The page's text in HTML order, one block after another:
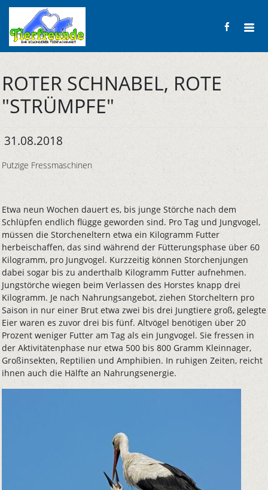
ROTER SCHNABEL, ROTE
"STRÜMPFE"
31.08.2018
Putzige Fressmaschinen
Etwa neun Wochen dauert es, bis junge Störche nach dem
Schlüpfen endlich flügge geworden sind. Pro Tag und Jungvogel,
müssen die Storcheneltern etwa ein Kilogramm Futter
herbeischaffen, das sind während der Fütterungsphase über 60
Kilogramm, pro Jungvogel. Kurzzeitig können Storchenjungen
dabei sogar bis zu anderthalb Kilogramm Futter aufnehmen.
Jungstörche wiegen beim Verlassen des Horstes knapp drei
Kilogramm. Je nach Nahrungsangebot, ziehen Storcheltern pro
Saison in nur einer Brut etwa zwei bis drei Jungtiere groß, gelegte
Eier waren es zuvor drei bis fünf. Altvögel benötigen über 20
Prozent weniger Futter am Tag als ein Jungvogel. Sie fressen in
der Aktivitätenphase nur etwa 500 bis 800 Gramm Kleinnager,
Großinsekten, Reptilien und Amphibien. In ruhigen Zeiten, reicht
ihnen auch die Hälfte an Nahrungsenergie.